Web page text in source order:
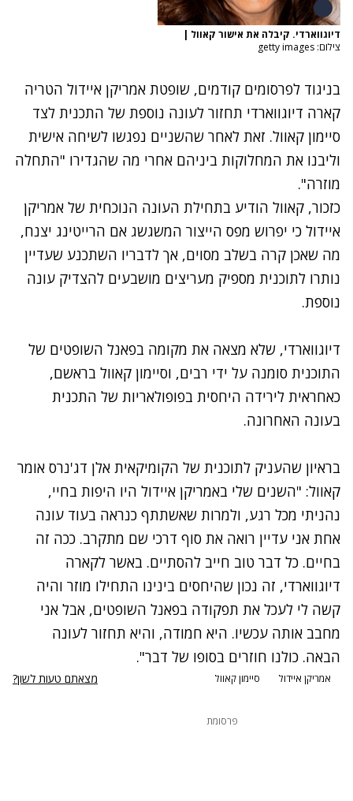
דיוגווארדי. קיבלה את אישור קאוול |
צילום: getty images
בניגוד לפרסומים קודמים, שופטת אמריקן איידול הטריה
קארה דיוגווארדי תחזור לעונה נוספת של התכנית לצד
סיימון קאוול. זאת לאחר שהשניים נפגשו לשיחה אישית
וליבנו את המחלוקות ביניהם אחרי מה שהגדירו "התחלה
מוזרה".
כזכור, קאוול הודיע בתחילת העונה הנוכחית של אמריקן
איידול כי יפרוש מפס הייצור המשגשג אם הרייטינג יצנח,
מה שאכן קרה בשלב מסוים, אך לדבריו השתכנע שעדיין
נותרו לתוכנית מספיק מעריצים מושבעים להצדיק עונה
נוספת.
דיוגווארדי, שלא מצאה את מקומה בפאנל השופטים של
התוכנית סומנה על ידי רבים, וסיימון קאוול בראשם,
כאחראית לירידה היחסית בפופולאריות של התכנית
בעונה האחרונה.
בראיון שהעניק לתוכנית של הקומיקאית אלן דג'נרס אומר
קאוול: "השנים שלי באמריקן איידול היו היפות בחיי,
נהניתי מכל רגע, ולמרות שאשתתף כנראה בעוד עונה
אחת אני עדיין רואה את סוף דרכי שם מתקרב. ככה זה
בחיים. כל דבר טוב חייב להסתיים. באשר לקארה
דיוגווארדי, זה נכון שהיחסים בינינו התחילו מוזר והיה
קשה לי לעכל את תפקודה בפאנל השופטים, אבל אני
מחבב אותה עכשיו. היא חמודה, והיא תחזור לעונה
הבאה. כולנו חוזרים בסופו של דבר".
אמריקן איידול סיימון קאוול מצאתם טעות לשון?
פרסומת